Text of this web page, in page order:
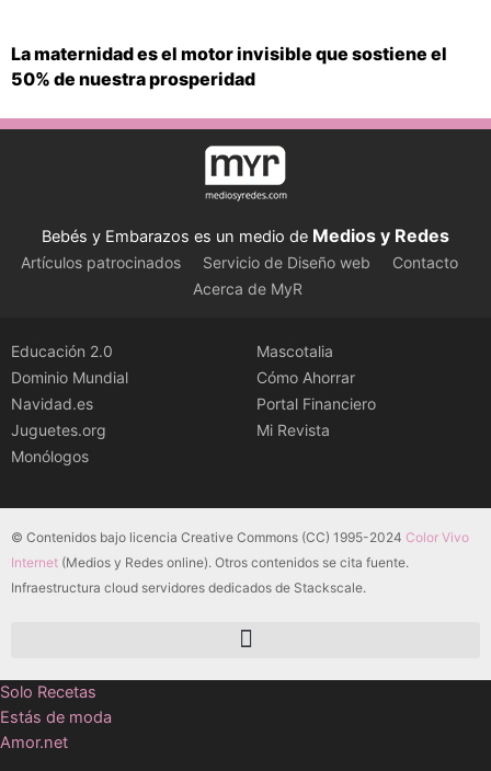
La maternidad es el motor invisible que sostiene el
50% de nuestra prosperidad
Bebés y Embarazos es un medio de Medios y Redes
Artículos patrocinados Servicio de Diseño web
Contacto
Acerca de MyR
Educación 2.0
Dominio Mundial
Navidad.es
Juguetes.org
Monólogos
Mascotalia
Cómo Ahorrar
Portal Financiero
Mi Revista
© Contenidos bajo licencia Creative Commons (CC) 1995-2024 Color Vivo
Internet (Medios y Redes online). Otros contenidos se cita fuente.
Infraestructura cloud servidores dedicados de Stackscale.
Solo Recetas
Estás de moda
Amor.net